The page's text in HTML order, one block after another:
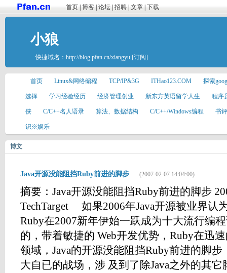
首页 博客 论坛 招聘 文章 下载
小狼
快捷域名： http://blog.pfan.cn/xiangyu [订阅]
首页 Linux&网络编程 TCP/IP&3G ITHao123.COM 探索
选择 学习经验经历 经济管理创业 新东方英语留学人生 程序
侠 C/C++名人语录 算法、数据结构 C/C++/Windows编程 书
识※娱乐
博文
Java开源没能阻挡Ruby前进的脚步 (2007-02-07 14:04:00)
摘要：Java开源没能阻挡Ruby前进的脚步
TechTarget 如果2006年Java开源被业界认
Ruby在2007新年伊始一跃成为十大流行编
的，带着敏捷的 Web开发优势，Ruby在迅
领域，Java的开源没能阻挡Ruby前进的脚
大自已的战场，涉 及到了除Java之外的其